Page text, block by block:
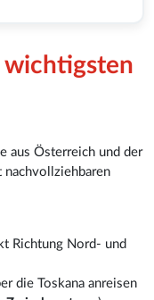
wichtigsten
aus Österreich und der
nachvollziehbaren
Richtung Nord- und
die Toskana anreisen